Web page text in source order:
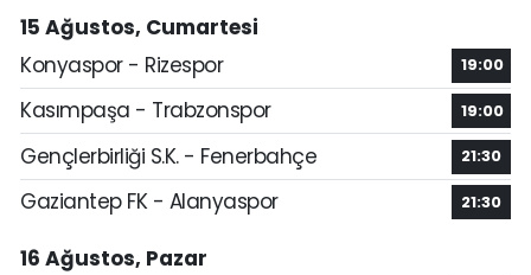
15 Ağustos, Cumartesi
Konyaspor - Rizespor
19:00
Kasımpaşa - Trabzonspor 19:00
Gençlerbirliği S.K. - Fenerbahçe 21:30
Gaziantep FK - Alanyaspor 21:30
16 Ağustos, Pazar